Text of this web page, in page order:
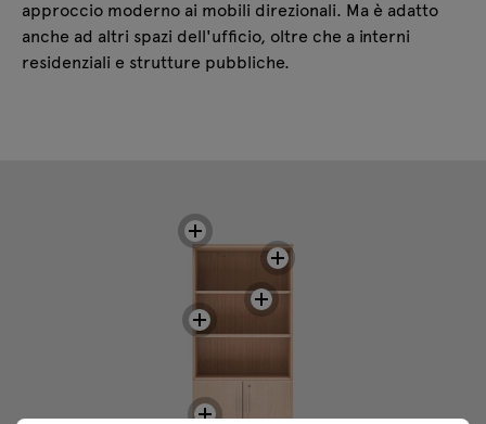
approccio moderno ai mobili direzionali. Ma è adatto
anche ad altri spazi dell'ufficio, oltre che a interni
residenziali e strutture pubbliche.